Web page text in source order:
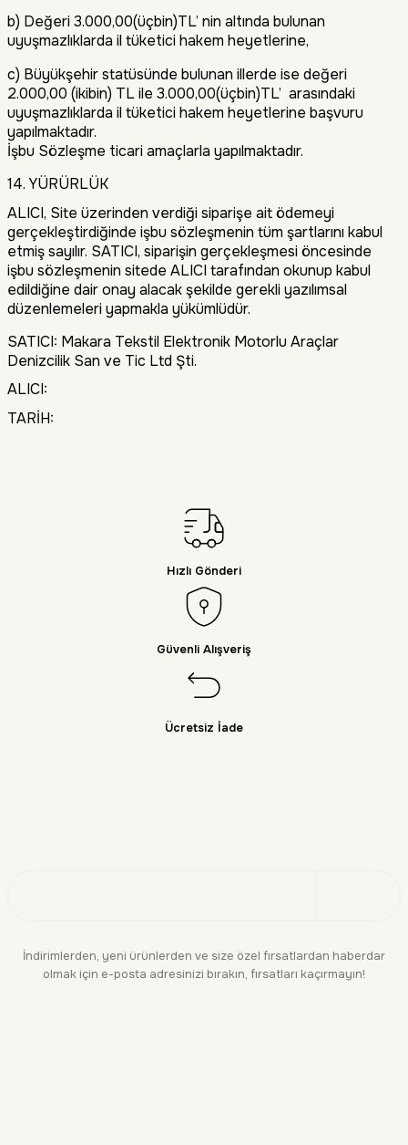
b) Değeri 3.000,00(üçbin)TL’ nin altında bulunan
uyuşmazlıklarda il tüketici hakem heyetlerine,
c) Büyükşehir statüsünde bulunan illerde ise değeri
2.000,00 (ikibin) TL ile 3.000,00(üçbin)TL’ arasındaki
uyuşmazlıklarda il tüketici hakem heyetlerine başvuru
yapılmaktadır.
İşbu Sözleşme ticari amaçlarla yapılmaktadır.
14. YÜRÜRLÜK
ALICI, Site üzerinden verdiği siparişe ait ödemeyi
gerçekleştirdiğinde işbu sözleşmenin tüm şartlarını kabul
etmiş sayılır. SATICI, siparişin gerçekleşmesi öncesinde
işbu sözleşmenin sitede ALICI tarafından okunup kabul
edildiğine dair onay alacak şekilde gerekli yazılımsal
düzenlemeleri yapmakla yükümlüdür.
SATICI: Makara Tekstil Elektronik Motorlu Araçlar
Denizcilik San ve Tic Ltd Şti.
ALICI:
TARİH:
Hızlı Gönderi
Güvenli Alışveriş
Ücretsiz İade
İndirimlerden, yeni ürünlerden ve size özel fırsatlardan haberdar
olmak için e-posta adresinizi bırakın, fırsatları kaçırmayın!